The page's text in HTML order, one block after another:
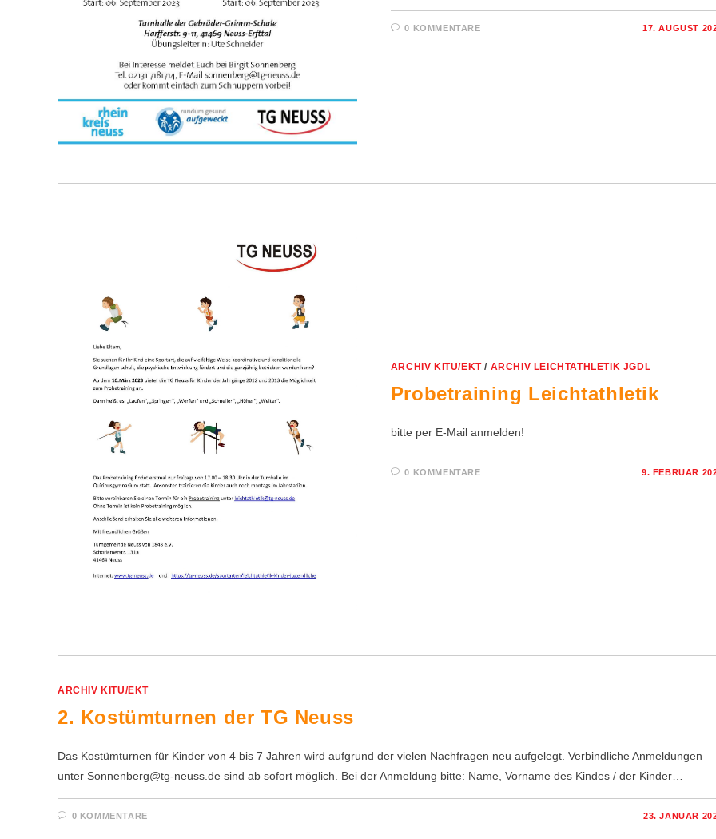
0 KOMMENTARE 17. AUGUST
ARCHIV KITU/EKT/ ARCHIV LEICHTATHLETIK JGDL
Probetraining Leichtathletik
bitte per E-Mail anmelden!
0 KOMMENTARE 9. FEBRUAR
ARCHIV KITU/EKT
2. Kostümturnen der TG Neuss
Das Kostümturnen für Kinder von 4 bis 7 Jahren wird aufgrund der vielen Nachfragen neu aufgelegt. Verbindliche Anmeldungen
unter Sonnenberg@tg-neuss.de sind ab sofort möglich. Bei der Anmeldung bitte: Name, Vorname des Kindes / der Kinder…
0 KOMMENTARE 23. JANUAR